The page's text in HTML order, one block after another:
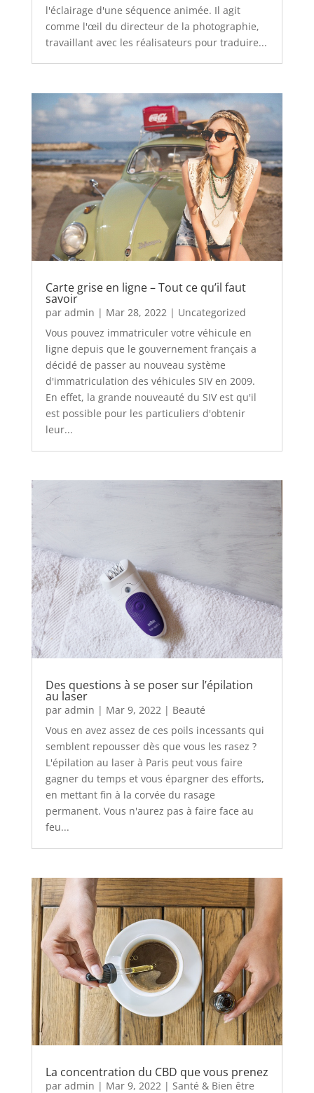
l'éclairage d'une séquence animée. Il agit
comme l'œil du directeur de la photographie,
travaillant avec les réalisateurs pour traduire...
Carte grise en ligne – Tout ce qu’il faut
savoir
par admin | Mar 28, 2022| Uncategorized
Vous pouvez immatriculer votre véhicule en
ligne depuis que le gouvernement français a
décidé de passer au nouveau système
d'immatriculation des véhicules SIV en 2009.
En effet, la grande nouveauté du SIV est qu'il
est possible pour les particuliers d'obtenir
leur...
Des questions à se poser sur l’épilation
au laser
par admin | Mar 9, 2022 | Beauté
Vous en avez assez de ces poils incessants qui
semblent repousser dès que vous les rasez ?
L'épilation au laser à Paris peut vous faire
gagner du temps et vous épargner des efforts,
en mettant fin à la corvée du rasage
permanent. Vous n'aurez pas à faire face au
feu...
La concentration du CBD que vous prenez
par admin | Mar 9, 2022| Santé & Bien être